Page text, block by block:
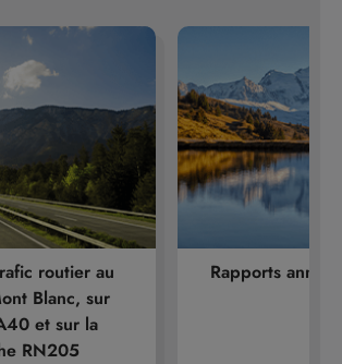
routier au
Blanc, sur
et sur la
RN205
Rapports